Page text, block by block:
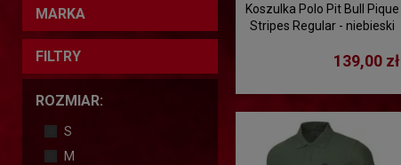
MARKA
FILTRY
ROZMIAR:
S
M
Koszulka Polo Pit Bull Pique
Stripes Regular - niebieski
139,00 zł